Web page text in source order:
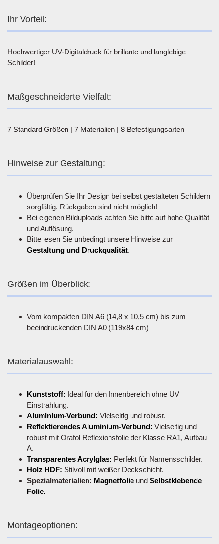
Ihr Vorteil:
Hochwertiger UV-Digitaldruck für brillante und langlebige
Schilder!
Maßgeschneiderte Vielfalt:
7 Standard Größen | 7 Materialien | 8 Befestigungsarten
Hinweise zur Gestaltung:
Überprüfen Sie Ihr Design bei selbst gestalteten Schildern
sorgfältig. Rückgaben sind nicht möglich!
Bei eigenen Bilduploads achten Sie bitte auf hohe Qualität
und Auflösung.
Bitte lesen Sie unbedingt unsere Hinweise zur
Gestaltung und Druckqualität.
Größen im Überblick:
Vom kompakten DIN A6 (14,8 x 10,5 cm) bis zum
beeindruckenden DIN A0 (119x84 cm)
Materialauswahl:
Kunststoff: Ideal für den Innenbereich ohne UV
Einstrahlung.
Aluminium-Verbund: Vielseitig und robust.
Reflektierendes Aluminium-Verbund: Vielseitig und
robust mit Orafol Reflexionsfolie der Klasse RA1, Aufbau
A.
Transparentes Acrylglas: Perfekt für Namensschilder.
Holz HDF: Stilvoll mit weißer Deckschicht.
Spezialmaterialien: Magnetfolie und Selbstklebende
Folie.
Montageoptionen: